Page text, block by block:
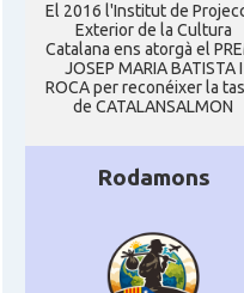
El 2016 l'Institut de
Exterior de la Cultura
Catalana ens atorgà el
JOSEP MARIA BATISTA I
ROCA per reconéixer la
de CATALANSALMON
Rodamons